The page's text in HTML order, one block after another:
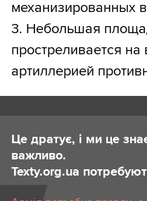
механизированных
3. Небольшая
простреливается на
артиллерией
Це дратує, і ми це
важливо.
Texty.org.ua